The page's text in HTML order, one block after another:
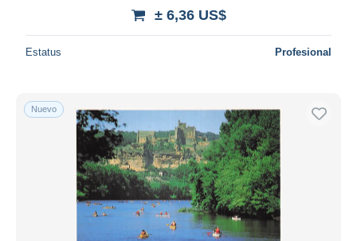
± 6,36 US$
Estatus Profesional
Nuevo